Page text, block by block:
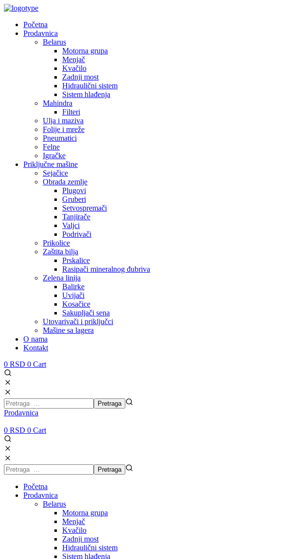
Početna
Prodavnica
Belarus
Motorna grupa
Menjač
Kvačilo
Zadnji most
Hidraulični sistem
Sistem hlađenja
Mahindra
Filteri
Ulja i maziva
Folije i mreže
Pneumatici
Felne
Igračke
Priključne mašine
Sejačice
Obrada zemlje
Plugovi
Gruberi
Setvospremači
Tanjirače
Valjci
Podrivači
Prikolice
Zaštita bilja
Prskalice
Rasipači mineralnog đubriva
Zelena linija
Balirke
Uvijači
Kosačice
Sakupljači sena
Utovarivači i priključci
Mašine sa lagera
O nama
Kontakt
0 RSD 0 Cart
Prodavnica
0 RSD 0 Cart
Početna
Prodavnica
Belarus
Motorna grupa
Menjač
Kvačilo
Zadnji most
Hidraulični sistem
Sistem hlađenja